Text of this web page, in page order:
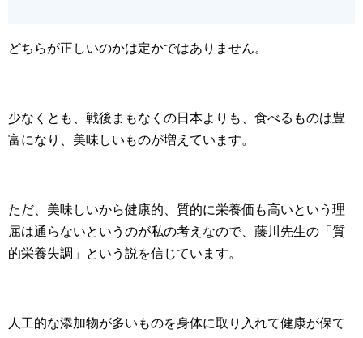
どちらが正しいのかは定かではありません。
少なくとも、戦後まもなくの日本よりも、食べるものは豊
富になり、美味しいものが増えています。
ただ、美味しいから健康的、質的に栄養価も高いという理
屈は通らないというのが私の考えなので、藤川先生の「質
的栄養失調」という説を信じています。
人工的な添加物が多いものを身体に取り入れて健康が保て